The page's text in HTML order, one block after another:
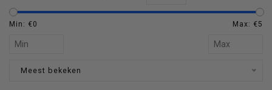
Min: €0 Max: €5
Meest bekeken